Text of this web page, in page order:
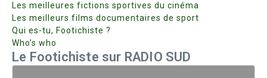
Les meilleures fictions sportives du cinéma
Les meilleurs films documentaires de sport
Qui es-tu, Footichiste ?
Who’s who
Le Footichiste sur RADIO SUD